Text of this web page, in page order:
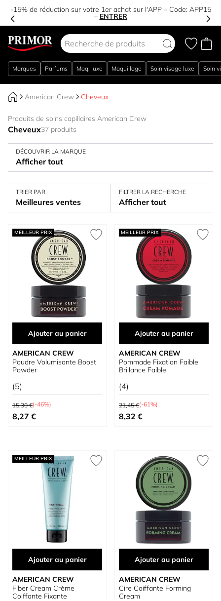
-15% de réduction sur votre 1er achat sur l'APP – Code: APP15
– ENTRER
Marques Parfums Maq. luxe Maquillage Soin visage luxe Soin
American Crew Cheveux
Produits de soins capillaires American Crew
Cheveux37 produits
DÉCOUVRIR LA MARQUE
Afficher tout
TRIER PAR
Meilleures ventes
FILTRER LA RECHERCHE
Afficher tout
MEILLEUR PRIX
Ajouter au panier
AMERICAN CREW
Poudre Volumisante Boost
Powder
(5)
Prix normal
15,30 €(-46%)
Prix spécial
8,27 €
MEILLEUR PRIX
Ajouter au panier
AMERICAN CREW
Pommade Fixation Faible
Brillance Faible
(4)
Prix normal
21,45 €(-61%)
Prix spécial
8,32 €
MEILLEUR PRIX
Ajouter au panier
AMERICAN CREW
Fiber Cream Crème
Coiffante Fixante
Ajouter au panier
AMERICAN CREW
Cire Coiffante Forming
Cream